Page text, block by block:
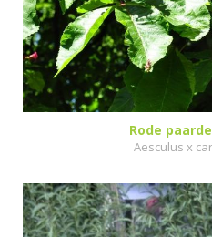
Rode
Aesculus x